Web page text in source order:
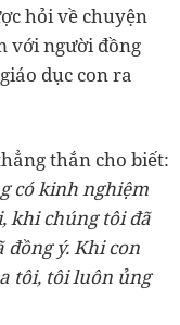
hỏi về chuyện
với người đồng
dục con ra
thắn cho biết:
có kinh nghiệm
khi chúng tôi đã
ý. Khi con
tôi, tôi luôn ủng